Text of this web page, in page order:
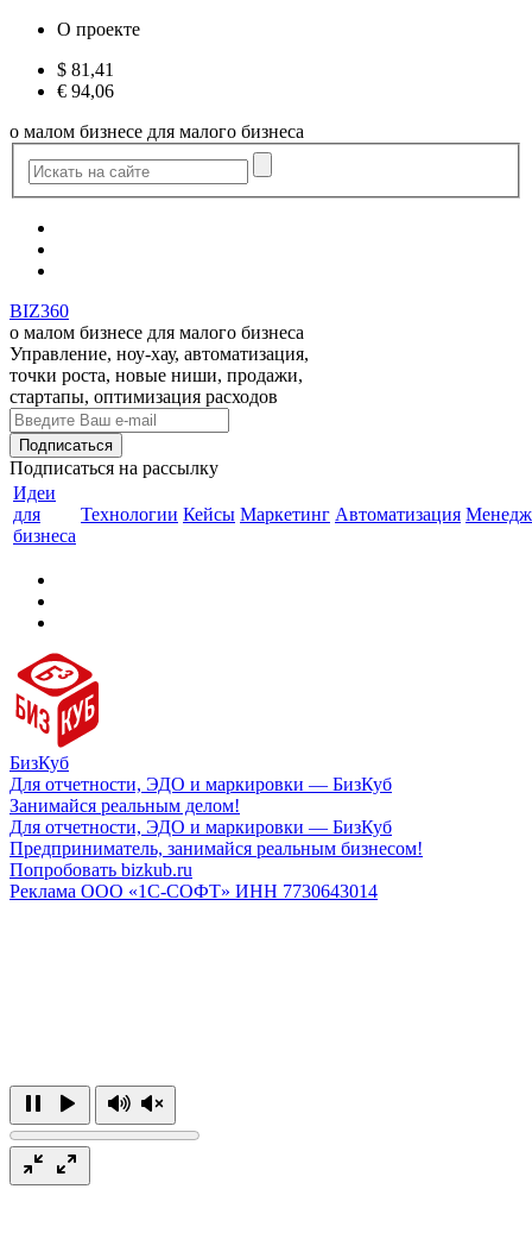
О проекте
$ 81,41
€ 94,06
о малом бизнесе для малого бизнеса
BIZ360
о малом бизнесе для малого бизнеса
Управление, ноу-хау, автоматизация,
точки роста, новые ниши, продажи,
стартапы, оптимизация расходов
Подписаться на рассылку
Идеи
для
бизнеса
Технологии Кейсы Маркетинг Автоматизация
БизКуб
Для отчетности, ЭДО и маркировки — БизКуб
Занимайся реальным делом!
Для отчетности, ЭДО и маркировки — БизКуб
Предприниматель, занимайся реальным бизнесом!
Попробовать bizkub.ru
Реклама ООО «1С-СОФТ» ИНН 7730643014